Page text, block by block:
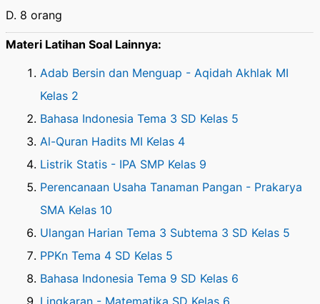
D. 8 orang
Materi Latihan Soal Lainnya:
Adab Bersin dan Menguap - Aqidah Akhlak MI
Kelas 2
Bahasa Indonesia Tema 3 SD Kelas 5
Al-Quran Hadits MI Kelas 4
Listrik Statis - IPA SMP Kelas 9
Perencanaan Usaha Tanaman Pangan - Prakarya
SMA Kelas 10
Ulangan Harian Tema 3 Subtema 3 SD Kelas 5
PPKn Tema 4 SD Kelas 5
Bahasa Indonesia Tema 9 SD Kelas 6
Lingkaran - Matematika SD Kelas 6